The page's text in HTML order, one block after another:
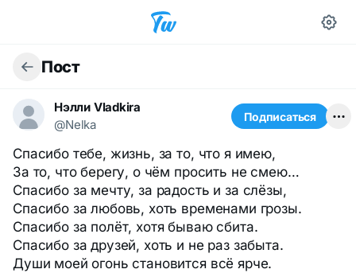
Пост
Нэлли Vladkira
@Nelka
Подписаться
Спасибо тебе, жизнь, за то, что я имею,
За то, что берегу, о чём просить не смею…
Спасибо за мечту, за радость и за слёзы,
Спасибо за любовь, хоть временами грозы.
Спасибо за полёт, хотя бываю сбита.
Спасибо за друзей, хоть и не раз забыта.
Души моей огонь становится всё ярче.